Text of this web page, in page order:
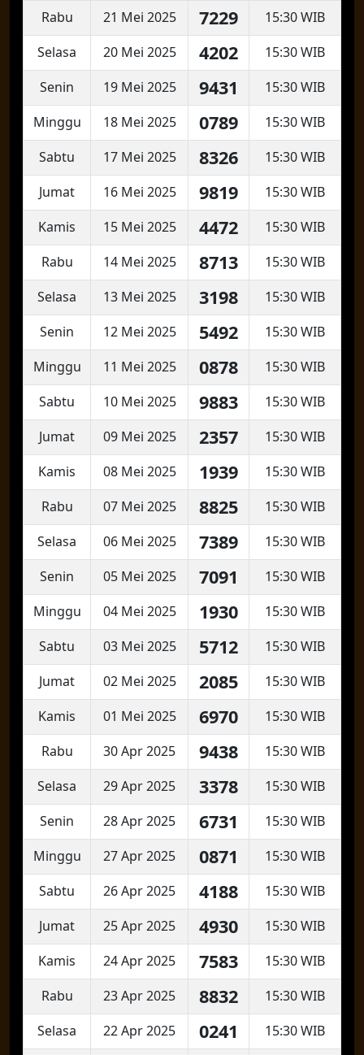
Rabu
21 Mei 2025 7229
15:30 WIB
Selasa
20 Mei 2025 4202
15:30 WIB
Senin
19 Mei 2025 9431
15:30 WIB
Minggu
18 Mei 2025 0789
15:30 WIB
Sabtu
17 Mei 2025 8326
15:30 WIB
Jumat
16 Mei 2025 9819
15:30 WIB
Kamis
15 Mei 2025 4472
15:30 WIB
Rabu
14 Mei 2025 8713
15:30 WIB
Selasa
13 Mei 2025 3198
15:30 WIB
Senin
12 Mei 2025 5492
15:30 WIB
Minggu
11 Mei 2025 0878
15:30 WIB
Sabtu
10 Mei 2025 9883
15:30 WIB
Jumat
09 Mei 2025 2357
15:30 WIB
Kamis
08 Mei 2025 1939
15:30 WIB
Rabu
07 Mei 2025 8825
15:30 WIB
Selasa
06 Mei 2025 7389
15:30 WIB
Senin
05 Mei 2025 7091
15:30 WIB
Minggu
04 Mei 2025 1930
15:30 WIB
Sabtu
03 Mei 2025 5712
15:30 WIB
Jumat
02 Mei 2025 2085
15:30 WIB
Kamis
01 Mei 2025 6970
15:30 WIB
Rabu
30 Apr 2025 9438
15:30 WIB
Selasa
29 Apr 2025 3378
15:30 WIB
Senin
28 Apr 2025 6731
15:30 WIB
Minggu
27 Apr 2025 0871
15:30 WIB
Sabtu
26 Apr 2025 4188
15:30 WIB
Jumat
25 Apr 2025 4930
15:30 WIB
Kamis
24 Apr 2025 7583
15:30 WIB
Rabu
23 Apr 2025 8832
15:30 WIB
Selasa
22 Apr 2025 0241 15:30 WIB